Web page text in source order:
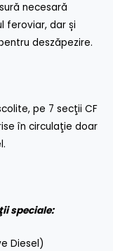
necesară
feroviar, dar și
deszăpezire.
pe 7 secţii CF
în circulaţie doar
speciale:
Diesel)